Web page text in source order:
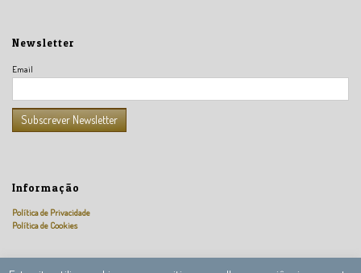
Newsletter
Email
Informação
Política de Privacidade
Política de Cookies